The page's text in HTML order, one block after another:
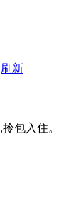
刷新
包入住。